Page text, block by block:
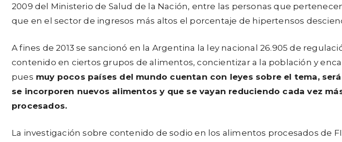
2009 del Ministerio de Salud de la Nación, entre las personas que
que en el sector de ingresos más altos el porcentaje de hipertensos
A fines de 2013 se sancionó en la Argentina la ley nacional 26.905 de
contenido en ciertos grupos de alimentos, concientizar a la población y
pues muy pocos países del mundo cuentan con leyes sobre el tema,
se incorporen nuevos alimentos y que se vayan reduciendo cada vez
procesados.
La investigación sobre contenido de sodio en los alimentos procesados de